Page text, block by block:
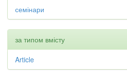
семінари
за типом вмісту
Article